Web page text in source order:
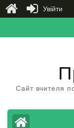
до
Сайт вчителя
Увійти